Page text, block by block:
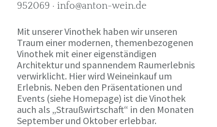
952069 · info@anton-wein.de
Mit unserer Vinothek haben wir unseren
Traum einer modernen, themenbezogenen
Vinothek mit einer eigenständigen
Architektur und spannendem Raumerlebnis
verwirklicht. Hier wird Weineinkauf um
Erlebnis. Neben den Präsentationen und
Events (siehe Homepage) ist die Vinothek
auch als „Straußwirtschaft“ in den Monaten
September und Oktober erlebbar.